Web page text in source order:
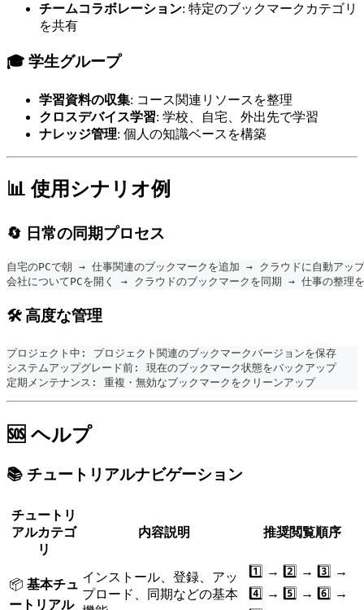
チームコラボレーション: 特定のブックマークカテゴリ
を共有
🎓 学生グループ
学習資料の収集: コース関連リソースを整理
クロスデバイス学習: 学校、自宅、外出先で学習
ナレッジ管理: 個人の知識ベースを構築
📊 使用シナリオ例
🔄 日常の同期プロセス
自宅のPCで朝 → 仕事関連のブックマークを追加 → クラウドに自動アッ
会社についてPCを開く → クラウドのブックマークを同期 → 仕事の整理
🛠️ 高度な管理
プロジェクト中: プロジェクト関連のブックマークバージョンを保存
システムアップグレード前: 現在のブックマーク状態をバックアップ
定期メンテナンス: 重複・無効なブックマークをクリーンアップ
🆘 ヘルプ
📚 チュートリアルナビゲーション
チュートリ
アルカテゴ
リ
内容説明 推奨閲覧順序
📦 基本チュ
ートリアル
インストール、登録、アッ
プロード、同期などの基本
1️⃣ → 2️⃣ → 3️⃣ →
4️⃣ → 5️⃣ → 6️⃣ →